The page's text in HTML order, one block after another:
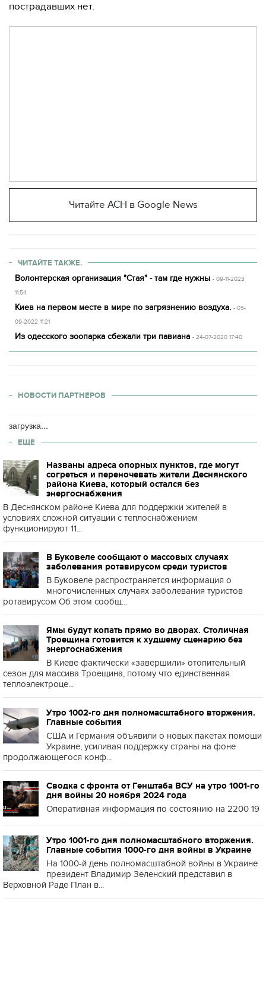
пострадавших нет.
Читайте АСН в Google News
ЧИТАЙТЕ ТАКЖЕ.
Волонтерская организация "Стая" - там где нужны - 09-11-2023
11:54
Киев на первом месте в мире по загрязнению воздуха. - 05-
09-2022 11:21
Из одесского зоопарка сбежали три павиана - 24-07-2020 17:40
НОВОСТИ ПАРТНЕРОВ
загрузка...
ЕЩЕ
Названы адреса опорных пунктов, где могут
согреться и переночевать жители Деснянского
района Киева, который остался без
энергоснабжения
В Деснянском районе Киева для поддержки жителей в
условиях сложной ситуации с теплоснабжением
функционируют 11...
В Буковеле сообщают о массовых случаях
заболевания ротавирусом среди туристов
В Буковеле распространяется информация о
многочисленных случаях заболевания туристов
ротавирусом Об этом сообщ...
Ямы будут копать прямо во дворах. Столичная
Троещина готовится к худшему сценарию без
энергоснабжения
В Киеве фактически «завершили» отопительный
сезон для массива Троещина, потому что единственная
теплоэлектроце...
Утро 1002-го дня полномасштабного вторжения.
Главные события
США и Германия объявили о новых пакетах помощи
Украине, усиливая поддержку страны на фоне
продолжающегося конф...
Сводка с фронта от Генштаба ВСУ на утро 1001-го
дня войны 20 ноября 2024 года
Оперативная информация по состоянию на 2200 19
Утро 1001-го дня полномасштабного вторжения.
Главные события 1000-го дня войны в Украине
На 1000-й день полномасштабной войны в Украине
президент Владимир Зеленский представил в
Верховной Раде План в...